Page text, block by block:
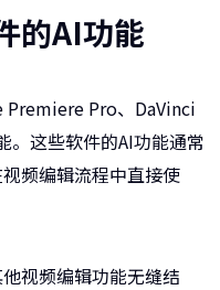
的AI功能
Premiere Pro、DaVinci
。这些软件的AI功能通常
频编辑流程中直接使
视频编辑功能无缝结